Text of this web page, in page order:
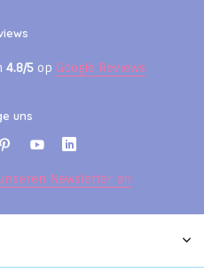
4.8/5 op Google Reviews
uns
Newsletter an